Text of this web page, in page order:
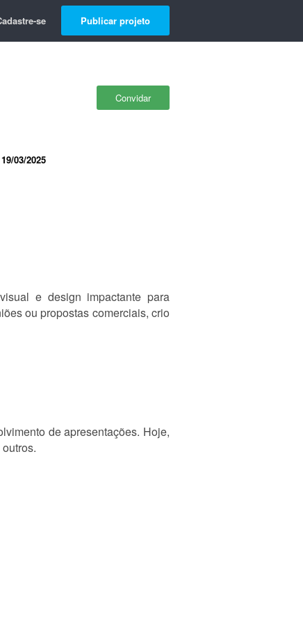
se Publicar projeto
Convidar
19/03/2025
e design impactante para
ou propostas comerciais, crio
de apresentações. Hoje,